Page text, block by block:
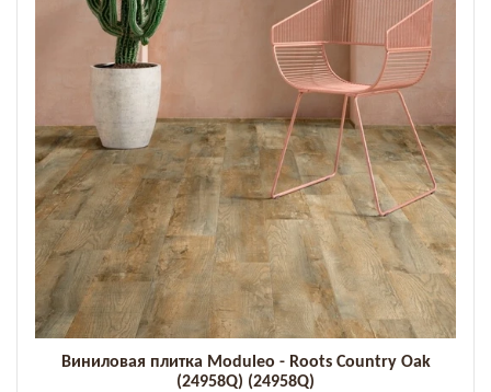
Виниловая плитка Moduleo - Roots Country Oak
(24958Q) (24958Q)